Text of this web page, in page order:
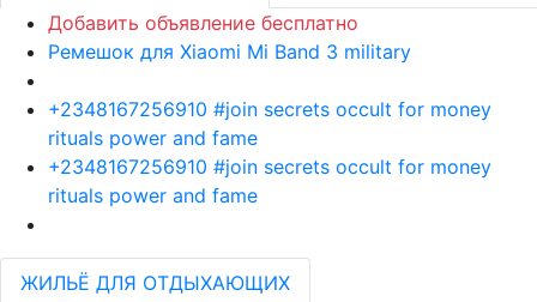
Добавить объявление бесплатно
Ремешок для Xiaomi Mi Band 3 military
+2348167256910 #join secrets occult for money
rituals power and fame
+2348167256910 #join secrets occult for money
rituals power and fame
ЖИЛЬЁ ДЛЯ ОТДЫХАЮЩИХ